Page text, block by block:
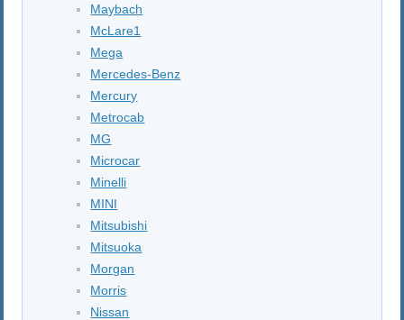
Maybach
McLare1
Mega
Mercedes-Benz
Mercury
Metrocab
MG
Microcar
Minelli
MINI
Mitsubishi
Mitsuoka
Morgan
Morris
Nissan